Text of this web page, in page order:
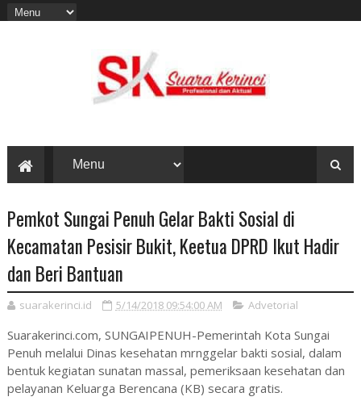
Pemkot Sungai Penuh Gelar Bakti Sosial di
Kecamatan Pesisir Bukit, Keetua DPRD Ikut Hadir
dan Beri Bantuan
suarakerinci.id 5/14/2018 09:54:00 AM Advetorial
Suarakerinci.com, SUNGAIPENUH-Pemerintah Kota Sungai
Penuh melalui Dinas kesehatan mrnggelar bakti sosial, dalam
bentuk kegiatan sunatan massal, pemeriksaan kesehatan dan
pelayanan Keluarga Berencana (KB) secara gratis.